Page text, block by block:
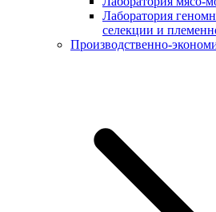
Лаборатория
селекции и
Производственно-